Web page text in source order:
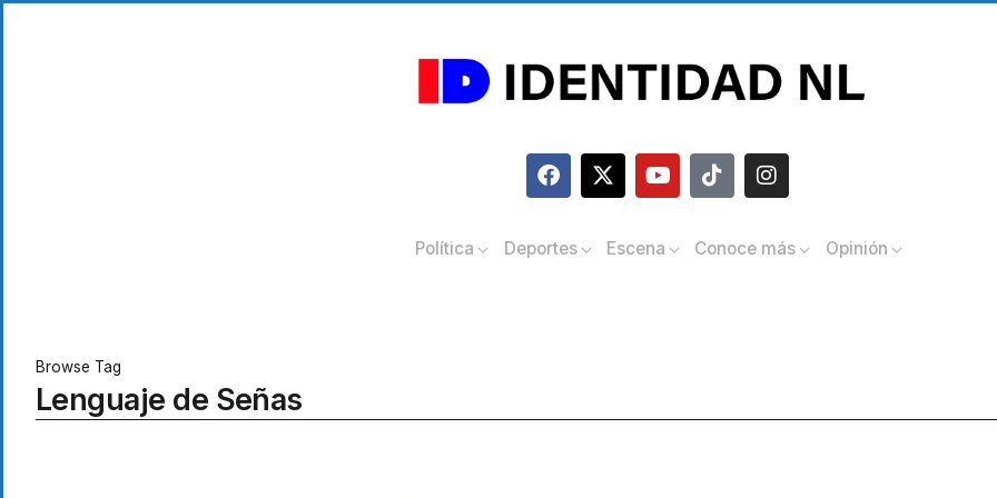
Política Deportes Escena Conoce más Opinión
Browse Tag
Lenguaje de Señas